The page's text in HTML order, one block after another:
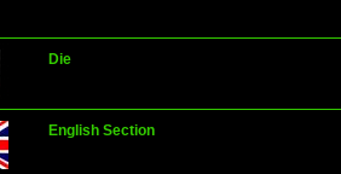
Die
English Section